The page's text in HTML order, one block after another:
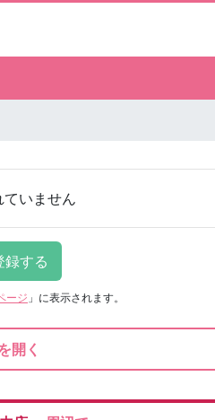
いません
ージ 」に表示されます。
開く